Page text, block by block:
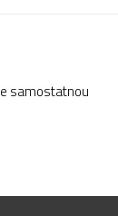
samostatnou